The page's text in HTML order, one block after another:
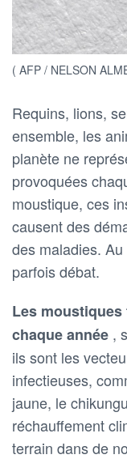
( AFP / NELSON
Requins, lions,
ensemble, les
planète ne
provoquées
moustique, ces
causent des
des maladies.
parfois débat.
Les
chaque année ,
ils sont les
infectieuses,
jaune, le
réchauffement
terrain dans de